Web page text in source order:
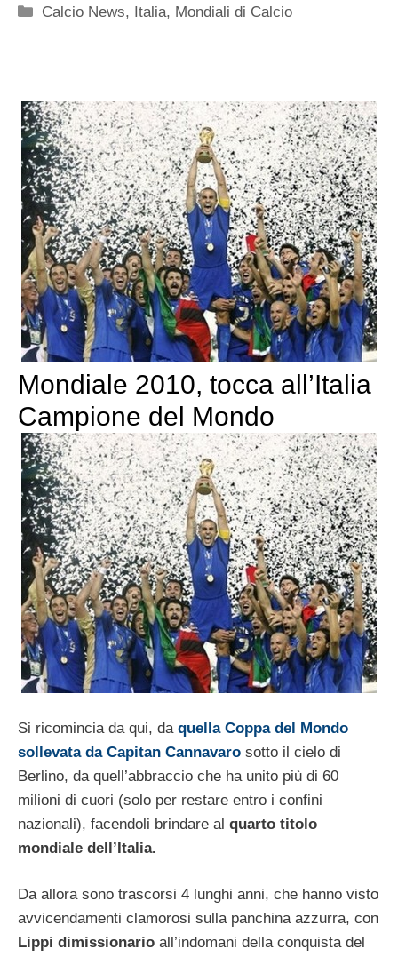
Categorie
Calcio News, Italia, Mondiali di Calcio
Mondiale 2010, tocca all’Italia
Campione del Mondo
Si ricomincia da qui, da quella Coppa del Mondo
sollevata da Capitan Cannavaro sotto il cielo di
Berlino, da quell’abbraccio che ha unito più di 60
milioni di cuori (solo per restare entro i confini
nazionali), facendoli brindare al quarto titolo
mondiale dell’Italia.
Da allora sono trascorsi 4 lunghi anni, che hanno visto
avvicendamenti clamorosi sulla panchina azzurra, con
Lippi dimissionario all’indomani della conquista del